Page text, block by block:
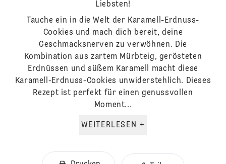
Liebsten!
Tauche ein in die Welt der Karamell-Erdnuss-
Cookies und mach dich bereit, deine
Geschmacksnerven zu verwöhnen. Die
Kombination aus zartem Mürbteig, gerösteten
Erdnüssen und süßem Karamell macht diese
Karamell-Erdnuss-Cookies unwiderstehlich. Dieses
Rezept ist perfekt für einen genussvollen
Moment...
WEITERLESEN +